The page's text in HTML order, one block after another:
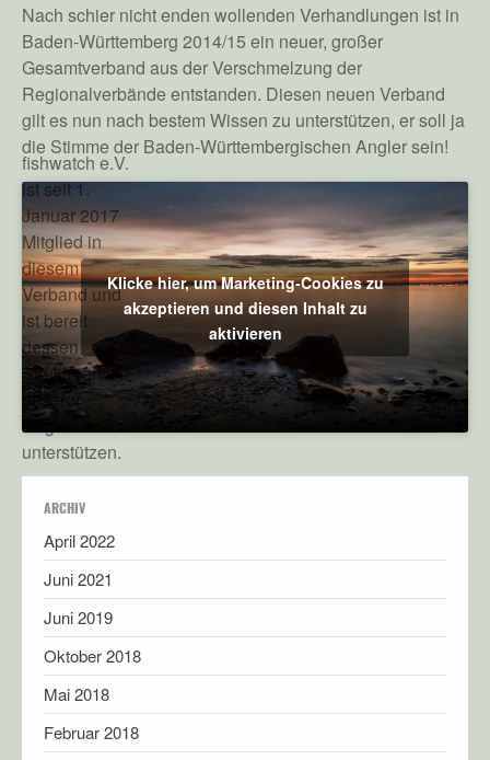
Nach schier nicht enden wollenden Verhandlungen ist in
Baden-Württemberg 2014/15 ein neuer, großer
Gesamtverband aus der Verschmelzung der
Regionalverbände entstanden. Diesen neuen Verband
gilt es nun nach bestem Wissen zu unterstützen, er soll ja
die Stimme der Baden-Württembergischen Angler sein!
fishwatch e.V.
ist seit 1.
Januar 2017
Mitglied in
diesem
Verband und
ist bereit
dessen
Strukturen in
unserer
Region zu
unterstützen.
Klicke hier, um Marketing-Cookies zu
akzeptieren und diesen Inhalt zu
aktivieren
ARCHIV
April 2022
Juni 2021
Juni 2019
Oktober 2018
Mai 2018
Februar 2018